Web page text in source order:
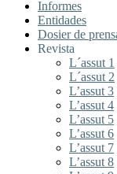
Informes
Entidades
Dosier de
Revista
L´assut 1
L´assut 2
L’assut 3
L’assut 4
L’assut 5
L’assut 6
L’assut 7
L’assut 8